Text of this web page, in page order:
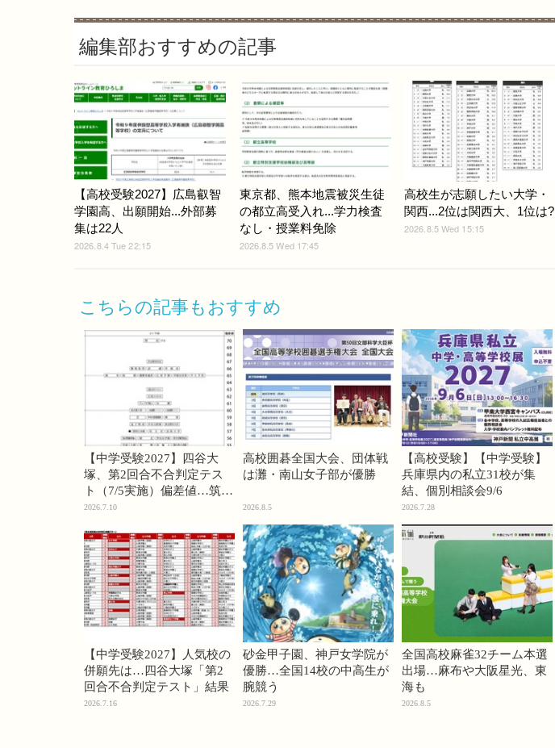
編集部おすすめの記事
【高校受験2027】広島叡智
学園高、出願開始...外部募
集は22人
2026.8.4 Tue 22:15
東京都、熊本地震被災生徒
の都立高受入れ...学力検査
なし・授業料免除
2026.8.5 Wed 17:45
高校生が志願したい大学・
関西...2位は関西大、1位は?
2026.8.5 Wed 15:15
こちらの記事もおすすめ
【中学受験2027】四谷大
塚、第2回合不合判定テス
ト（7/5実施）偏差値…筑駒
74・桜蔭70＜PR＞
2026.7.10
高校囲碁全国大会、団体戦
は灘・南山女子部が優勝
2026.8.5
【高校受験】【中学受験】
兵庫県内の私立31校が集
結、個別相談会9/6
2026.7.28
【中学受験2027】人気校の
併願先は…四谷大塚「第2
回合不合判定テスト」結果
2026.7.16
砂金甲子園、神戸女学院が
優勝…全国14校の中高生が
腕競う
2026.7.29
全国高校麻雀32チーム本選
出場…麻布や大阪星光、東
海も
2026.8.5